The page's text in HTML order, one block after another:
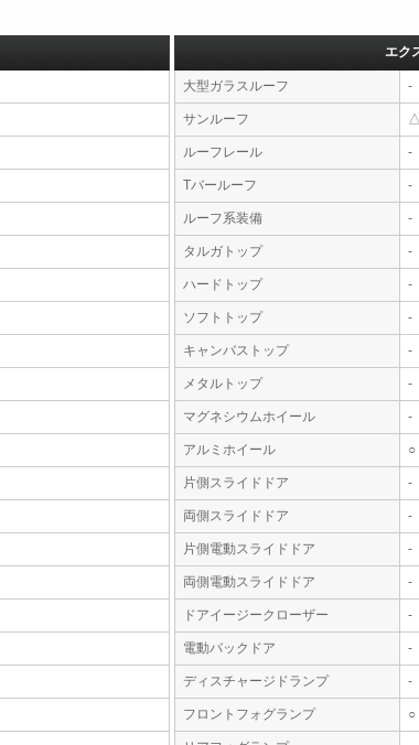
エク
大型ガラスルーフ -
サンルーフ △
ルーフレール -
Tバールーフ -
ルーフ系装備 -
タルガトップ -
ハードトップ -
ソフトトップ -
キャンバストップ -
メタルトップ -
マグネシウムホイール -
アルミホイール ○
片側スライドドア -
両側スライドドア -
片側電動スライドドア -
両側電動スライドドア -
ドアイージークローザー -
電動バックドア -
ディスチャージドランプ -
フロントフォグランプ ○